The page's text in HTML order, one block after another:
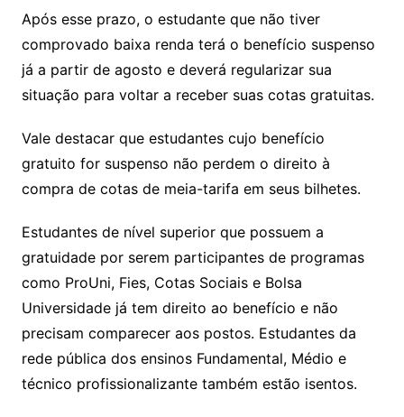
Após esse prazo, o estudante que não tiver
comprovado baixa renda terá o benefício suspenso
já a partir de agosto e deverá regularizar sua
situação para voltar a receber suas cotas gratuitas.
Vale destacar que estudantes cujo benefício
gratuito for suspenso não perdem o direito à
compra de cotas de meia-tarifa em seus bilhetes.
Estudantes de nível superior que possuem a
gratuidade por serem participantes de programas
como ProUni, Fies, Cotas Sociais e Bolsa
Universidade já tem direito ao benefício e não
precisam comparecer aos postos. Estudantes da
rede pública dos ensinos Fundamental, Médio e
técnico profissionalizante também estão isentos.